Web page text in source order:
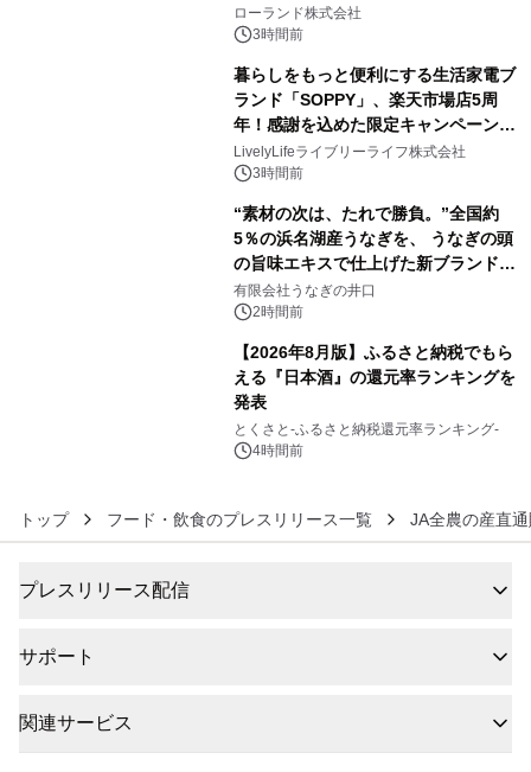
を展示しての 記念キャンペーンを開
催 英国ラジオ「NTS」の 特別プログ
アーティストを フィーチャーしたアニ
メーションを公開～
ローランド株式会社
3時間前
暮らしをもっと便利にする生活家電ブ
ランド「SOPPY」、楽天市場店5周
年！感謝を込めた限定キャンペーンを
8月10日より開催
LivelyLifeライブリーライフ株式会社
3時間前
“素材の次は、たれで勝負。”全国約
5％の浜名湖産うなぎを、 うなぎの頭
の旨味エキスで仕上げた新ブランド
「井口の誉」誕生
有限会社うなぎの井口
2時間前
【2026年8月版】ふるさと納税でもら
える『日本酒』の還元率ランキングを
発表
とくさと-ふるさと納税還元率ランキング-
4時間前
トップ フード・飲食のプレスリリース一覧 JA全農の産直
プレスリリース配信
サポート
関連サービス